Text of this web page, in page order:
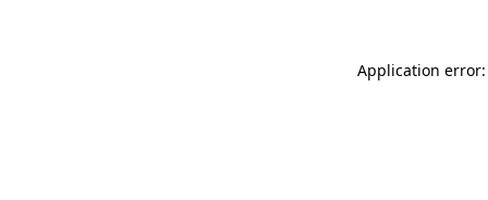
Application